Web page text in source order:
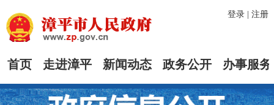
登录| 注册
首页 走进漳平 新闻动态 政务公开 办事服务